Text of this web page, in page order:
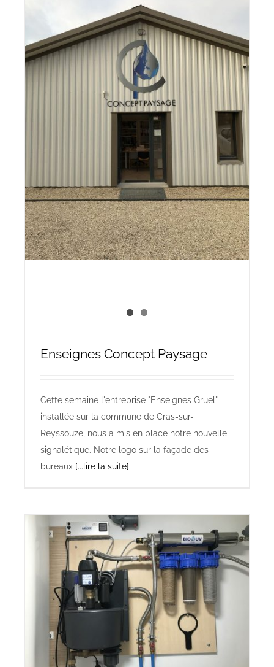
Enseignes Concept Paysage
Cette semaine l'entreprise "Enseignes Gruel"
installée sur la commune de Cras-sur-
Reyssouze, nous a mis en place notre nouvelle
signalétique. Notre logo sur la façade des
bureaux [...lire la suite]